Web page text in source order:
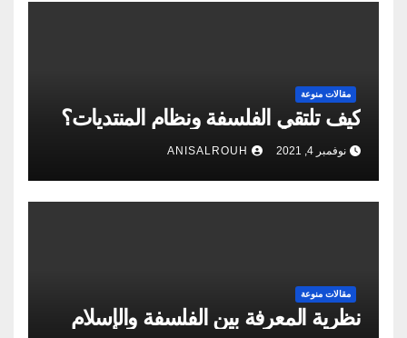
مقالات منوعة
كيف تلتقي الفلسفة ونظام المنتديات؟
نوفمبر 4, 2021 ANISALROUH
مقالات منوعة
نظرية المعرفة بين الفلسفة والإسلام